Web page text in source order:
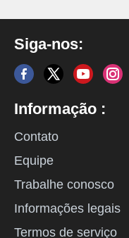
Siga-nos:
Informação :
Contato
Equipe
Trabalhe conosco
Informações legais
Termos de serviço